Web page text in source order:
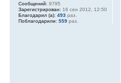
Сообщений: 9795
Зарегистрирован: 16 сен 2012, 12:50
Благодарил (а): 493 раз.
Поблагодарили: 559 раз.